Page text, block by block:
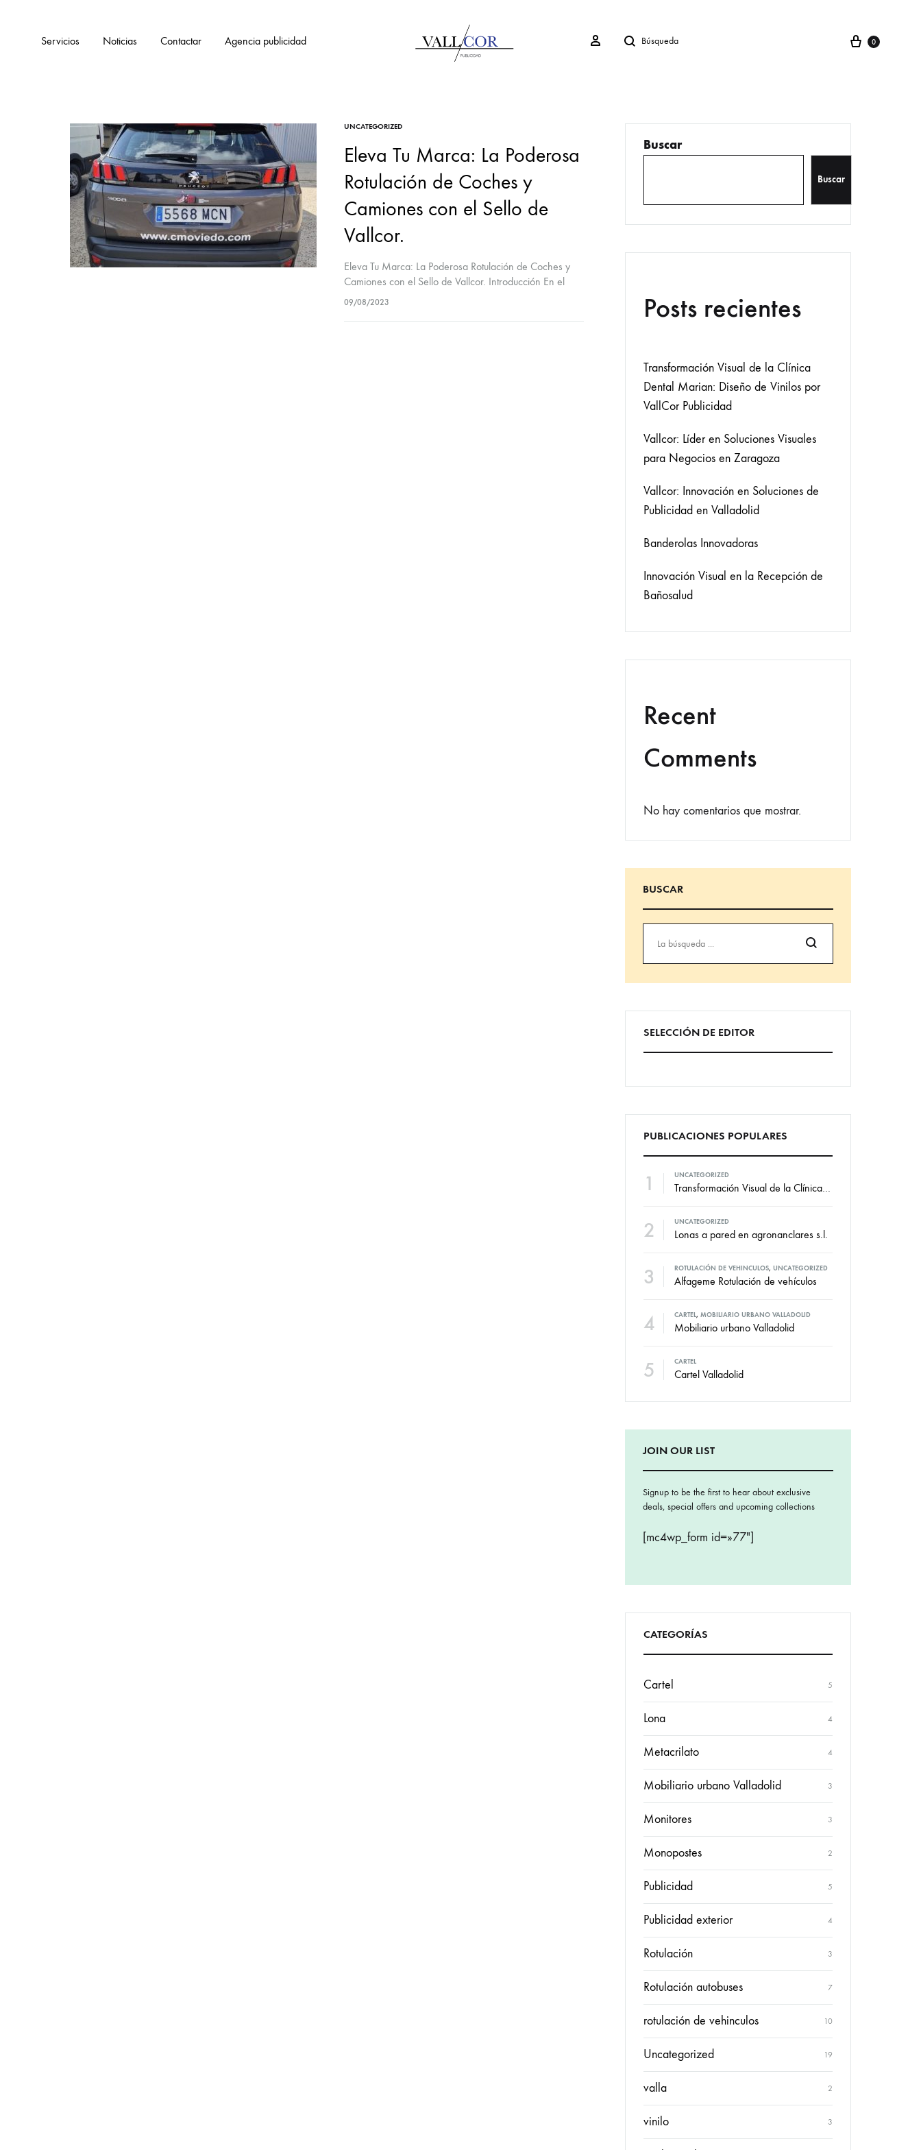
Servicios Noticias Contactar Agencia publicidad Signo enBúsqueda Carro
0
UNCATEGORIZED
Eleva Tu Marca: La Poderosa
Rotulación de Coches y
Camiones con el Sello de
Vallcor.
Eleva Tu Marca: La Poderosa Rotulación de Coches y
Camiones con el Sello de Vallcor. Introducción En el
mundo empresarial actual, la identidad de marca es
09/08/2023
Buscar
Buscar
Posts recientes
Transformación Visual de la Clínica
Dental Marian: Diseño de Vinilos por
VallCor Publicidad
Vallcor: Líder en Soluciones Visuales
para Negocios en Zaragoza
Vallcor: Innovación en Soluciones de
Publicidad en Valladolid
Banderolas Innovadoras
Innovación Visual en la Recepción de
Bañosalud
Recent
Comments
No hay comentarios que mostrar.
BUSCAR
Búsqueda
SELECCIÓN DE EDITOR
PUBLICACIONES POPULARES
1 UNCATEGORIZED
Transformación Visual de la Clínica Dental Marian: Diseño de Vinilos por VallCor Publicidad
2 UNCATEGORIZED
Lonas a pared en agronanclares s.l.
3 ROTULACIÓN DE VEHINCULOS, UNCATEGORIZED
Alfageme Rotulación de vehículos
4 CARTEL, MOBILIARIO URBANO VALLADOLID
Mobiliario urbano Valladolid
5 CARTEL
Cartel Valladolid
JOIN OUR LIST
Signup to be the first to hear about exclusive
deals, special offers and upcoming collections
[mc4wp_form id=»77″]
CATEGORÍAS
Cartel 5
Lona 4
Metacrilato 4
Mobiliario urbano Valladolid 3
Monitores 3
Monopostes 2
Publicidad 5
Publicidad exterior 4
Rotulación 3
Rotulación autobuses 7
rotulación de vehinculos 10
Uncategorized 19
valla 2
vinilo 3